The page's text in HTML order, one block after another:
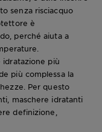
senza risciacquo
è
perché aiuta a
più
più complessa la
Per questo
maschere idratanti
definizione,